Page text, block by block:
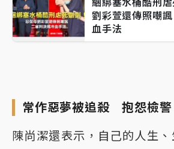
劉彩萱還傳照嘲
血手法
常作惡夢被追殺 抱怨檢警
陳尚潔還表示，自己的人生